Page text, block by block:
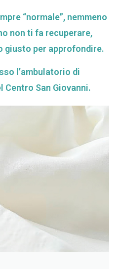
“normale”, nemmeno
non ti fa recuperare,
giusto per approfondire.
l’ambulatorio di
Centro San Giovanni.